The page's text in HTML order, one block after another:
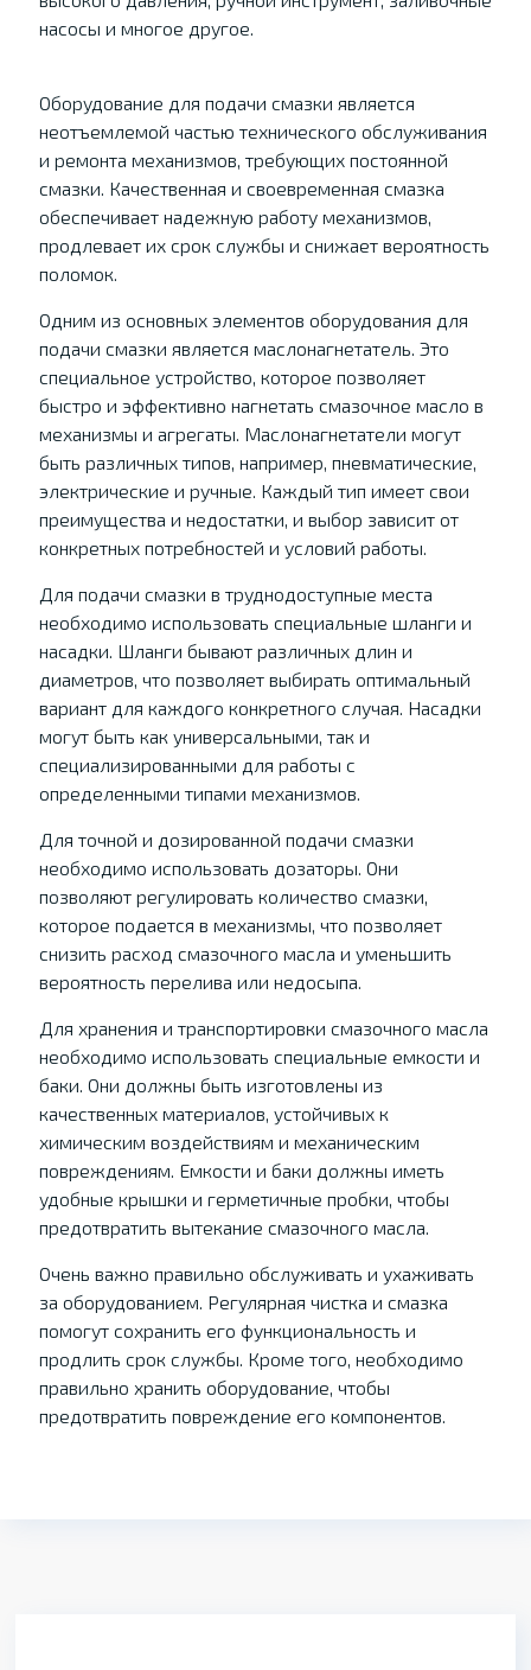
насосы и многое другое.
Оборудование для подачи смазки является
неотъемлемой частью технического обслуживания
и ремонта механизмов, требующих постоянной
смазки. Качественная и своевременная смазка
обеспечивает надежную работу механизмов,
продлевает их срок службы и снижает вероятность
поломок.
Одним из основных элементов оборудования для
подачи смазки является маслонагнетатель. Это
специальное устройство, которое позволяет
быстро и эффективно нагнетать смазочное масло в
механизмы и агрегаты. Маслонагнетатели могут
быть различных типов, например, пневматические,
электрические и ручные. Каждый тип имеет свои
преимущества и недостатки, и выбор зависит от
конкретных потребностей и условий работы.
Для подачи смазки в труднодоступные места
необходимо использовать специальные шланги и
насадки. Шланги бывают различных длин и
диаметров, что позволяет выбирать оптимальный
вариант для каждого конкретного случая. Насадки
могут быть как универсальными, так и
специализированными для работы с
определенными типами механизмов.
Для точной и дозированной подачи смазки
необходимо использовать дозаторы. Они
позволяют регулировать количество смазки,
которое подается в механизмы, что позволяет
снизить расход смазочного масла и уменьшить
вероятность перелива или недосыпа.
Для хранения и транспортировки смазочного масла
необходимо использовать специальные емкости и
баки. Они должны быть изготовлены из
качественных материалов, устойчивых к
химическим воздействиям и механическим
повреждениям. Емкости и баки должны иметь
удобные крышки и герметичные пробки, чтобы
предотвратить вытекание смазочного масла.
Очень важно правильно обслуживать и ухаживать
за оборудованием. Регулярная чистка и смазка
помогут сохранить его функциональность и
продлить срок службы. Кроме того, необходимо
правильно хранить оборудование, чтобы
предотвратить повреждение его компонентов.